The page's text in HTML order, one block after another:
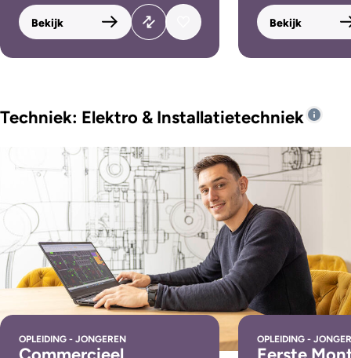
Bekijk Bekijk
Techniek: Elektro & Installatietechniek
OPLEIDING - JONGEREN OPLEIDING -